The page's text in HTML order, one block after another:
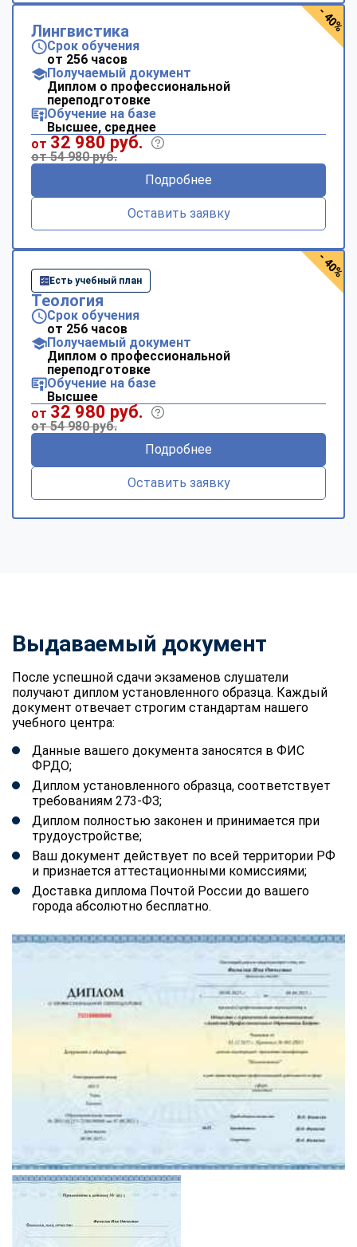
Лингвистика
Срок обучения
от 256 часов
Получаемый документ
Диплом о профессиональной
переподготовке
Обучение на базе
Высшее, среднее
от 32 980 руб.
от 54 980 руб.
Подробнее
Оставить заявку
- 40%
Есть учебный план
Теология
Срок обучения
от 256 часов
Получаемый документ
Диплом о профессиональной
переподготовке
Обучение на базе
Высшее
от 32 980 руб.
от 54 980 руб.
Подробнее
Оставить заявку
- 40%
Выдаваемый документ
После успешной сдачи экзаменов слушатели
получают диплом установленного образца. Каждый
документ отвечает строгим стандартам нашего
учебного центра:
Данные вашего документа заносятся в ФИС
ФРДО;
Диплом установленного образца, соответствует
требованиям 273-ФЗ;
Диплом полностью законен и принимается при
трудоустройстве;
Ваш документ действует по всей территории РФ
и признается аттестационными комиссиями;
Доставка диплома Почтой России до вашего
города абсолютно бесплатно.